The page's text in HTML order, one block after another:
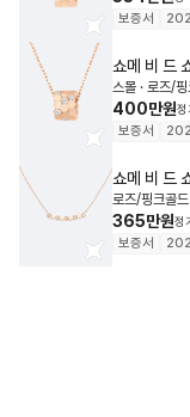
보증서
쇼메 비 드
스몰 · 로즈/
400만원정
보증서
쇼메 비 드
47cm
로즈/핑크골
365만원정
보증서